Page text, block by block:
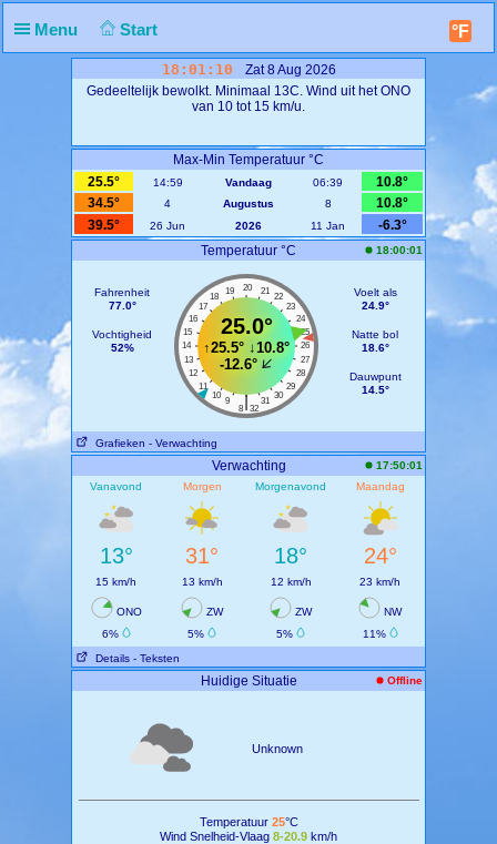
Menu Start °F
18:01:11
Zat 8 Aug 2026
Gedeeltelijk bewolkt. Minimaal 13C. Wind uit het ONO
van 10 tot 15 km/u.
Max-Min Temperatuur °C
25.5°
14:59 Vandaag 06:39
10.8°
34.5°
4 Augustus 8
10.8°
39.5°
26 Jun 2026 11 Jan
-6.3°
Temperatuur °C
18:00:01
Fahrenheit
77.0°
Vochtigheid
52%
20
19 21
18
22
17
23
16
24
15
25
14
26
13
27
12
28
11
29
10
30
9 31
|
8 32
25.0°
↑25.5° ↓10.8°
-12.6°
Voelt als
24.9°
Natte bol
18.6°
Dauwpunt
14.5°
Grafieken - Verwachting
Verwachting
17:50:01
Vanavond
Morgen Morgenavond Maandag
13° 31° 18° 24°
15 km/h 13 km/h 12 km/h 23 km/h
ONO ZW ZW
NW
6%
5% 5%
11%
Details - Teksten
Huidige Situatie Offline
Unknown
Temperatuur 25°C
Wind Snelheid-Vlaag 8-20.9 km/h